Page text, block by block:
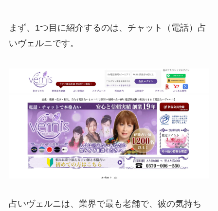
まず、1つ目に紹介するのは、チャット（電話）占
いヴェルニです。
占いヴェルニは、業界で最も老舗で、彼の気持ち